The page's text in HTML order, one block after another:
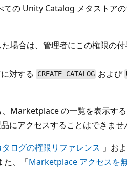
ての Unity Catalog メタストア
場合は、管理者にこの権限の
対する
CREATE CATALOG および
、Marketplace の一覧を表示す
にアクセスすることはできませ
ログの権限リファレンス 」お
た、「Marketplace アクセスを